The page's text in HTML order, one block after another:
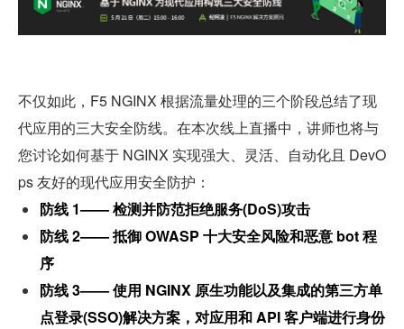
不仅如此，F5 NGINX 根据流量处理的三个阶段总结了现
代应用的三大安全防线。在本次线上直播中，讲师也将与
您讨论如何基于 NGINX 实现强大、灵活、自动化且 DevO
ps 友好的现代应用安全防护：
防线 1—— 检测并防范拒绝服务(DoS)攻击
防线 2—— 抵御 OWASP 十大安全风险和恶意 bot 程
序
防线 3—— 使用 NGINX 原生功能以及集成的第三方单
点登录(SSO)解决方案，对应用和 API 客户端进行身份